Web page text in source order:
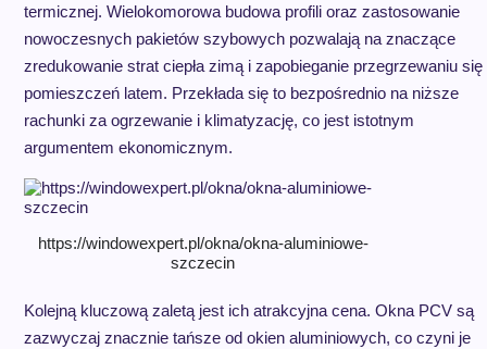
termicznej. Wielokomorowa budowa profili oraz zastosowanie
nowoczesnych pakietów szybowych pozwalają na znaczące
zredukowanie strat ciepła zimą i zapobieganie przegrzewaniu się
pomieszczeń latem. Przekłada się to bezpośrednio na niższe
rachunki za ogrzewanie i klimatyzację, co jest istotnym
argumentem ekonomicznym.
https://windowexpert.pl/okna/okna-aluminiowe-
szczecin
Kolejną kluczową zaletą jest ich atrakcyjna cena. Okna PCV są
zazwyczaj znacznie tańsze od okien aluminiowych, co czyni je